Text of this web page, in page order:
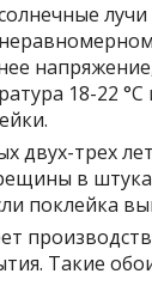
18-22 °C
двух-трех
в
поклейка
Такие